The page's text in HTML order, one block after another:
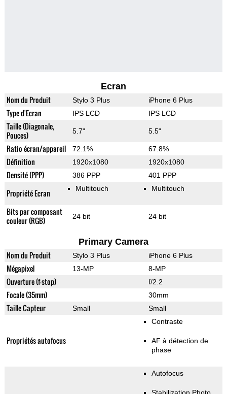
Ecran
Nom du Produit Stylo 3 Plus iPhone 6 Plus
Type d'Ecran IPS LCD IPS LCD
Taille (Diagonale,
Pouces)
5.7" 5.5"
Ratio écran/appareil 72.1% 67.8%
Définition 1920x1080 1920x1080
Densité (PPP) 386 PPP 401 PPP
Propriété Ecran Multitouch Multitouch
Bits par composant
couleur (RGB)
24 bit 24 bit
Primary Camera
Nom du Produit Stylo 3 Plus iPhone 6 Plus
Mégapixel 13-MP 8-MP
Ouverture (f-stop) f/2.2
Focale (35mm) 30mm
Taille Capteur Small Small
Propriétés autofocus
Contraste
AF à détection de
phase
Autofocus